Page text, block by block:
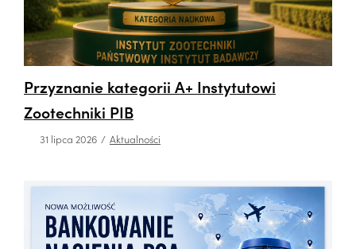
Przyznanie kategorii A+ Instytutowi
Zootechniki PIB
31 lipca 2026 Aktualności